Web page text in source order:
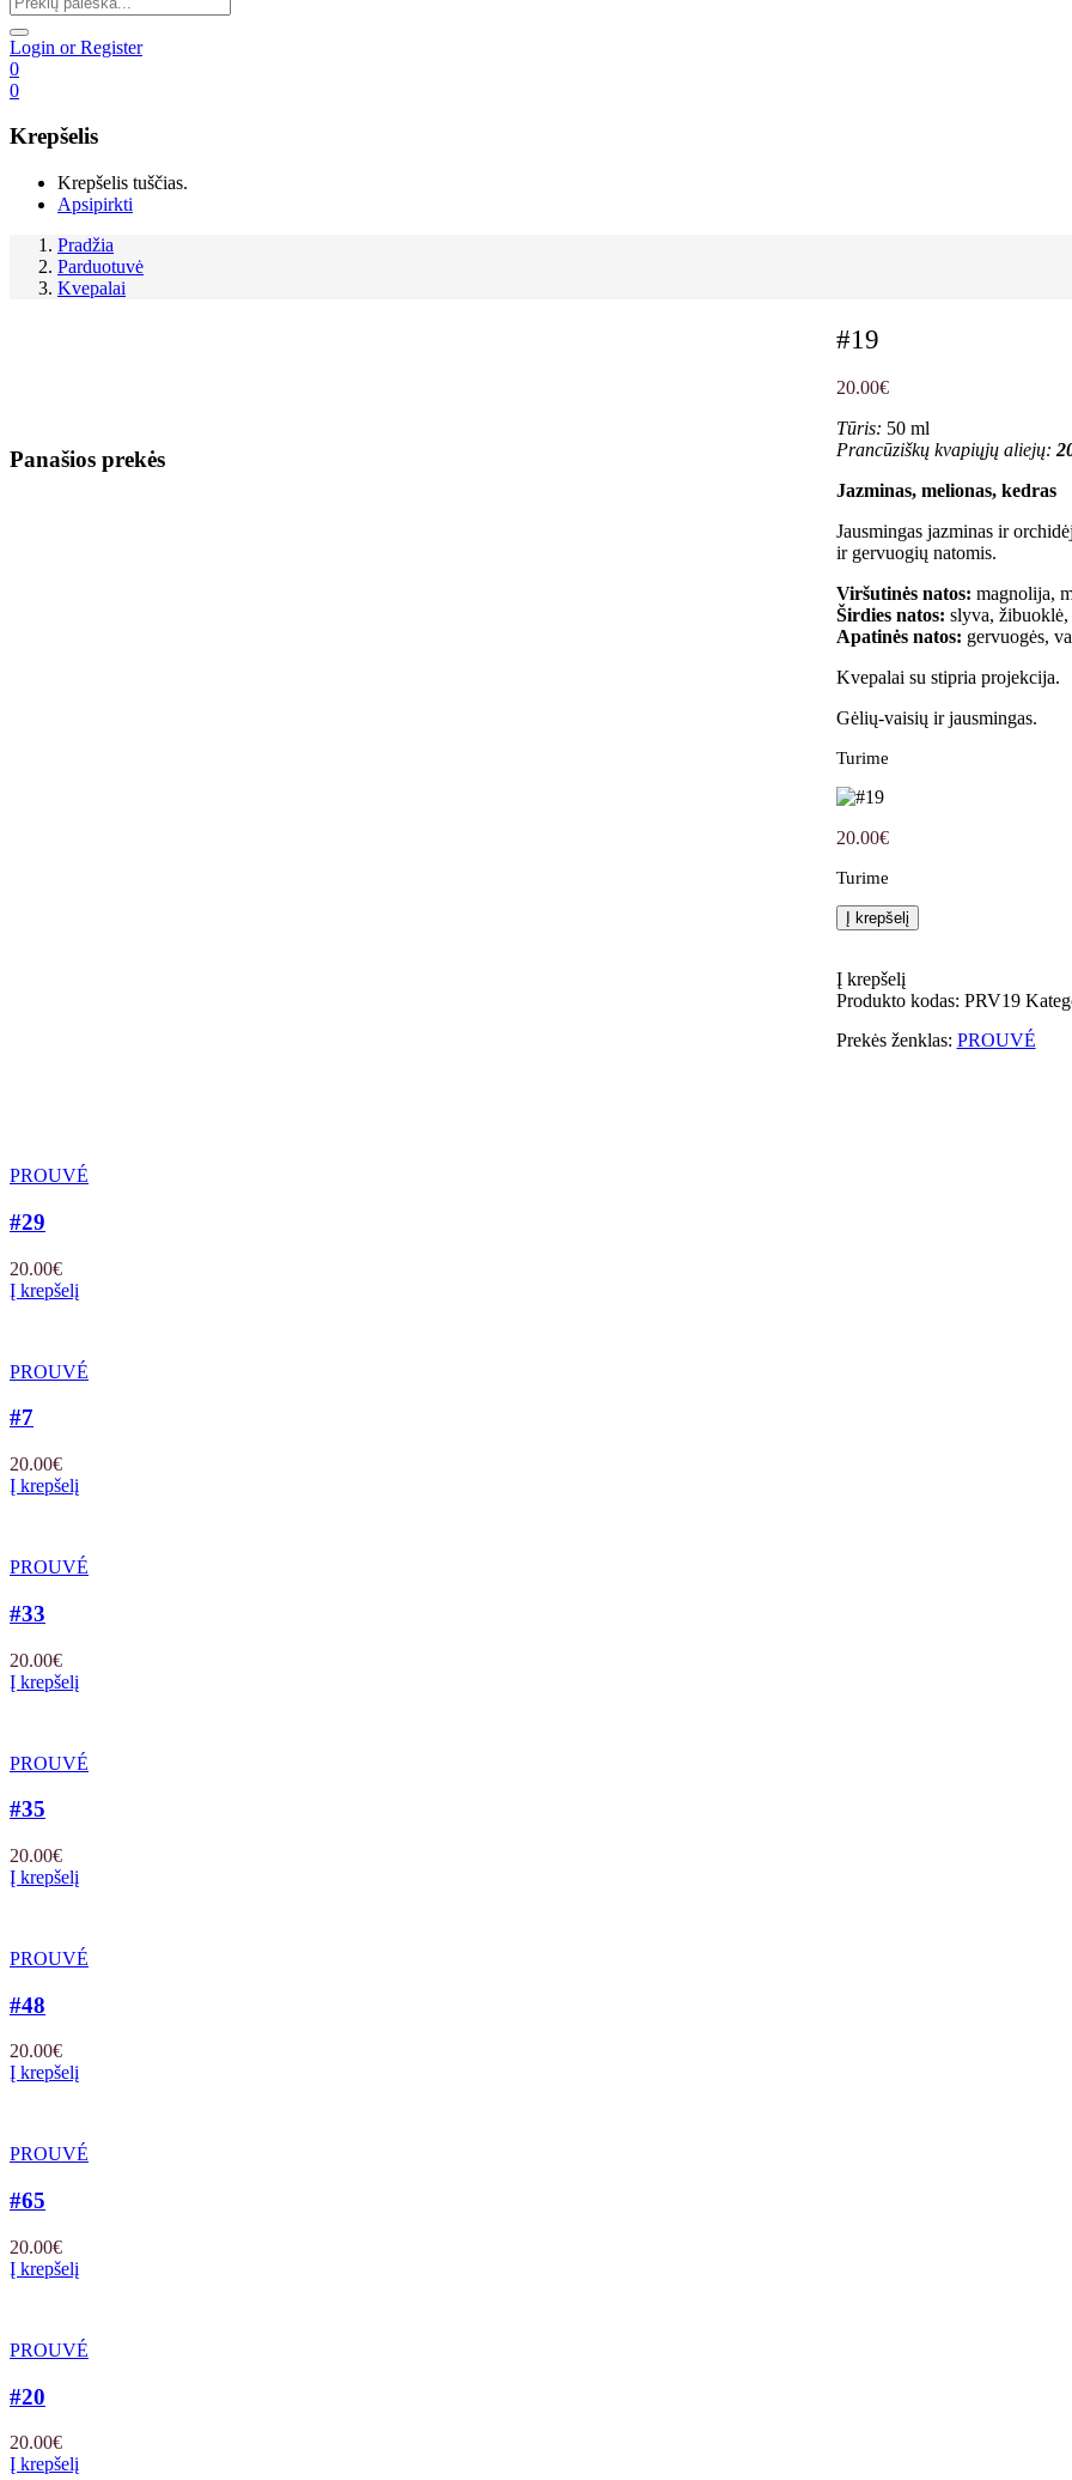
Login or Register
0
0
Krepšelis
Krepšelis tuščias.
Apsipirkti
Pradžia
Parduotuvė
Kvepalai
#19
20.00€
Tūris: 50 ml
Prancūziškų kvapiųjų aliejų:
Jazminas, melionas, kedras
Jausmingas jazminas ir
ir gervuogių natomis.
Viršutinės natos: magnolija,
Širdies natos: slyva,
Apatinės natos: gervuogės,
Kvepalai su stipria projekcija.
Gėlių-vaisių ir jausmingas.
Turime
20.00€
Turime
Į krepšelį
Į krepšelį
Produkto kodas: PRV19
Prekės ženklas: PROUVÉ
Panašios prekės
PROUVÉ
#29
20.00€
Į krepšelį
PROUVÉ
#7
20.00€
Į krepšelį
PROUVÉ
#33
20.00€
Į krepšelį
PROUVÉ
#35
20.00€
Į krepšelį
PROUVÉ
#48
20.00€
Į krepšelį
PROUVÉ
#65
20.00€
Į krepšelį
PROUVÉ
#20
20.00€
Į krepšelį